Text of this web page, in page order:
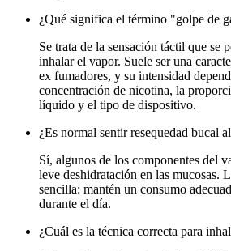
¿Qué significa el término "golpe de
Se trata de la sensación táctil que se
inhalar el vapor. Suele ser una
ex fumadores, y su intensidad
concentración de nicotina, la
líquido y el tipo de dispositivo.
¿Es normal sentir resequedad bucal
Sí, algunos de los componentes del
leve deshidratación en las mucosas.
sencilla: mantén un consumo
durante el día.
¿Cuál es la técnica correcta para